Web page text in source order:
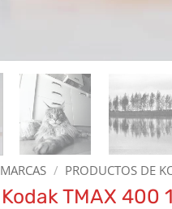
MARCAS / PRODUCTOS DE
Kodak TMAX 400